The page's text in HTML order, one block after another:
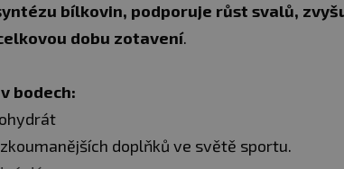
bílkovin, podporuje růst svalů,
dobu zotavení.
bodech:
doplňků ve světě sportu.